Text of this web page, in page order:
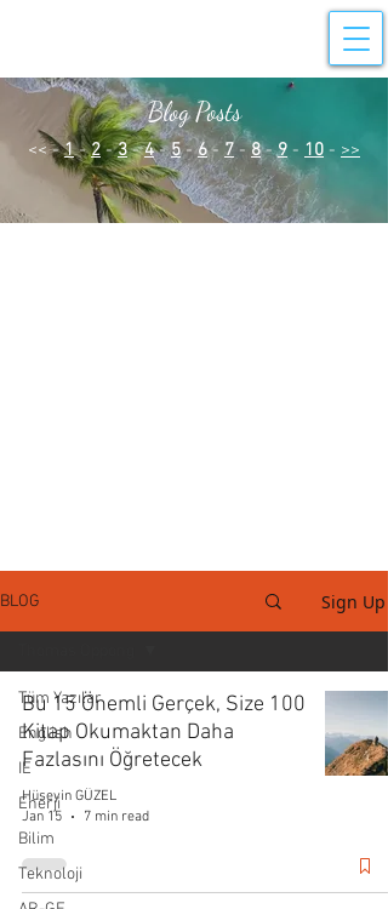
Blog Posts
<< - 1 - 2-3 -4 -5-6- 7 -8 - 9 - 10 - >>
BLOG Sign Up
Tüm Yazılar
English
IE
Enerji
Bilim
Teknoloji
Bu 15 Önemli Gerçek, Size 100
Kitap Okumaktan Daha
Fazlasını Öğretecek
Hüseyin GÜZEL
Jan 15
7 min read